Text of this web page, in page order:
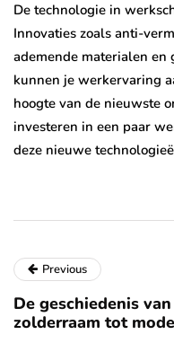
De technologie in
Innovaties zoals anti-
ademende materialen en
kunnen je werkervaring
hoogte van de nieuwste
investeren in een paar
deze nieuwe
Previous
De geschiedenis
zolderraam tot